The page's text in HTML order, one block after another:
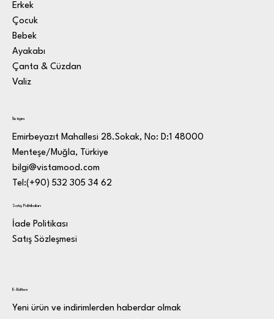
Erkek
Çocuk
Bebek
Ayakabı
Çanta & Cüzdan
Valiz
İletişim
Emirbeyazıt Mahallesi 28.Sokak, No: D:1 48000
Menteşe/Muğla, Türkiye
bilgi@vistamood.com
Tel:(+90) 532 305 34 62
Satış Politikaları
İade Politikası
Satış Sözleşmesi
E-Bülten
Yeni ürün ve indirimlerden haberdar olmak